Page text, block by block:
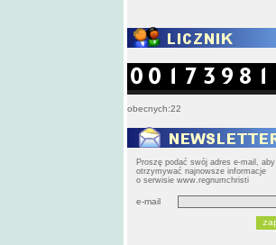
obecnych:22
Proszę podać swój adres e-mail, aby
otrzymywać najnowsze informacje
o serwisie www.regnumchristi
e-mail